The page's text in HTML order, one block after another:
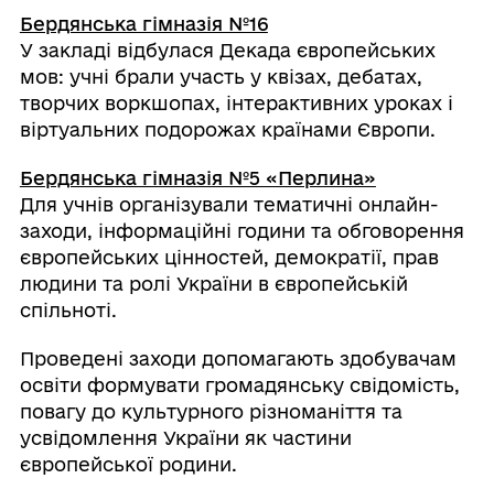
Бердянська гімназія №16
У закладі відбулася Декада європейських
мов: учні брали участь у квізах, дебатах,
творчих воркшопах, інтерактивних уроках і
віртуальних подорожах країнами Європи.
Бердянська гімназія №5 «Перлина»
Для учнів організували тематичні онлайн-
заходи, інформаційні години та обговорення
європейських цінностей, демократії, прав
людини та ролі України в європейській
спільноті.
Проведені заходи допомагають здобувачам
освіти формувати громадянську свідомість,
повагу до культурного різноманіття та
усвідомлення України як частини
європейської родини.